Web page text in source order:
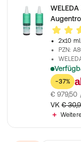
Arzneimittel
2x10 ml
PZN:
Bei-37%
€ 979,50
VK €